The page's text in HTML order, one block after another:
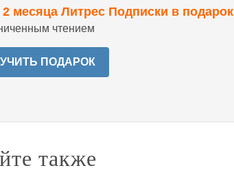
2 месяца Литрес Подписки в подарок
чтением
ПОДАРОК
также